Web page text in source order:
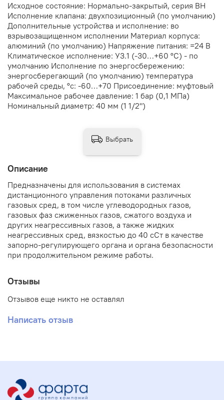
Исходное состояние: Нормально-закрытый, серия ВН
Исполнение клапана: двухпозиционный (по умолчанию)
Дополнительные устройства и исполнение: во
взрывозащищенном исполнении Материал корпуса:
алюминий (по умолчанию) Напряжение питания: =24 В
Климатическое исполнение: У3.1 (-30…+60 °С) - по
умолчанию Исполнение по энергосбережению:
энергосберегающий (по умолчанию) температура
рабочей среды, °с: -60…+70 Присоединение: муфтовый
Максимальное рабочее давление: 1 бар (0,1 МПа)
Номинальный диаметр: 40 мм (1 1/2")
Описание
Предназначены для использования в системах
дистанционного управления потоками различных
газовых сред, в том числе углеводородных газов,
газовых фаз сжиженных газов, сжатого воздуха и
других неагрессивных газов, а также жидких
неагрессивных сред, вязкостью до 40 сСт в качестве
запорно-регулирующего органа и органа безопасности
при продолжительном режиме работы.
Отзывы
Отзывов еще никто не оставлял
Написать отзыв
Выбрать